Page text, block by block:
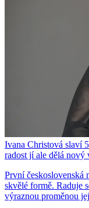
Ivana Christová slaví
radost jí ale dělá nový
První československá
skvělé formě. Raduje
výraznou proměnou